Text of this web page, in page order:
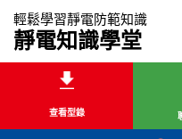
輕鬆學習靜電防範知識
靜電知識學堂
查看型錄